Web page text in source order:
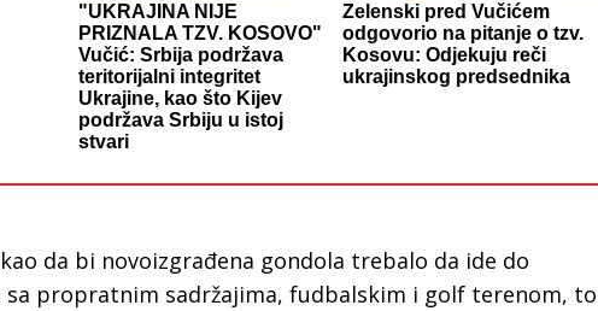
"UKRAJINA NIJE
PRIZNALA TZV. KOSOVO"
Vučić: Srbija podržava
teritorijalni integritet
Ukrajine, kao što Kijev
podržava Srbiju u istoj
stvari
Zelenski pred Vučićem
odgovorio na pitanje o tzv.
Kosovu: Odjekuju reči
ukrajinskog predsednika
da bi novoizgrađena gondola trebalo da ide do
sa propratnim sadržajima, fudbalskim i golf terenom, to